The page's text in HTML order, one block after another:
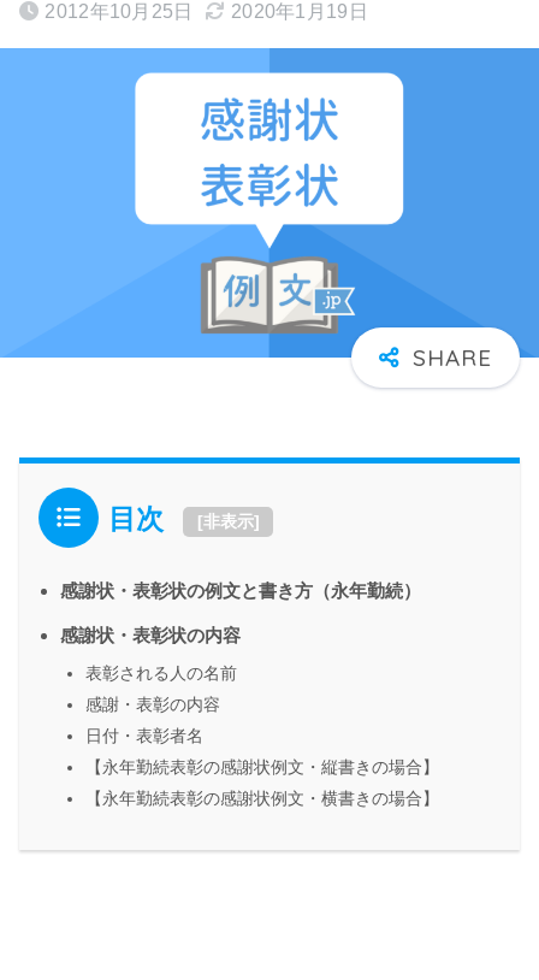
2012年10月25日 2020年1月19日
目次 [非表示]
感謝状・表彰状の例文と書き方（永年勤続）
感謝状・表彰状の内容
表彰される人の名前
感謝・表彰の内容
日付・表彰者名
【永年勤続表彰の感謝状例文・縦書きの場合】
【永年勤続表彰の感謝状例文・横書きの場合】